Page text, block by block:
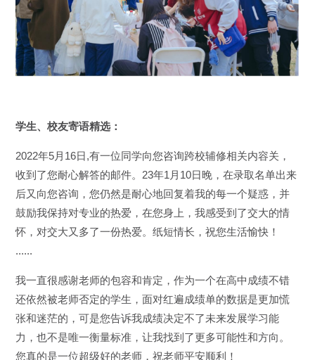
学生、校友寄语精选：
2022年5月16日,有一位同学向您咨询跨校辅修相关内容关，
收到了您耐心解答的邮件。23年1月10日晚，在录取名单出来
后又向您咨询，您仍然是耐心地回复着我的每一个疑惑，并
鼓励我保持对专业的热爱，在您身上，我感受到了交大的情
怀，对交大又多了一份热爱。纸短情长，祝您生活愉快！
......
我一直很感谢老师的包容和肯定，作为一个在高中成绩不错
还依然被老师否定的学生，面对红遍成绩单的数据是更加慌
张和迷茫的，可是您告诉我成绩决定不了未来发展学习能
力，也不是唯一衡量标准，让我找到了更多可能性和方向。
您真的是一位超级好的老师，祝老师平安顺利！